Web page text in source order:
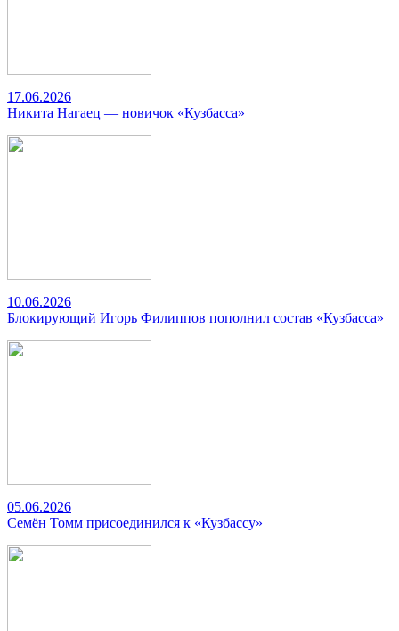
17.06.2026
Никита Нагаец — новичок «Кузбасса»
10.06.2026
Блокирующий Игорь Филиппов пополнил состав «Кузбасса»
05.06.2026
Семён Томм присоединился к «Кузбассу»